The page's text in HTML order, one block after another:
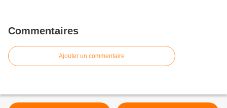
Commentaires
Ajouter un commentaire